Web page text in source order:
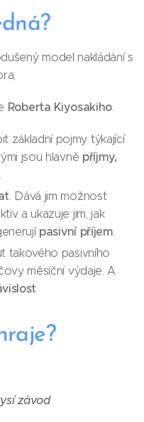
model nakládání s
Roberta Kiyosakiho.
základní pojmy týkající
jsou hlavně příjmy,
.
. Dává jim možnost
a ukazuje jim, jak
pasivní příjem.
takového pasivního
měsíční výdaje. A
závod